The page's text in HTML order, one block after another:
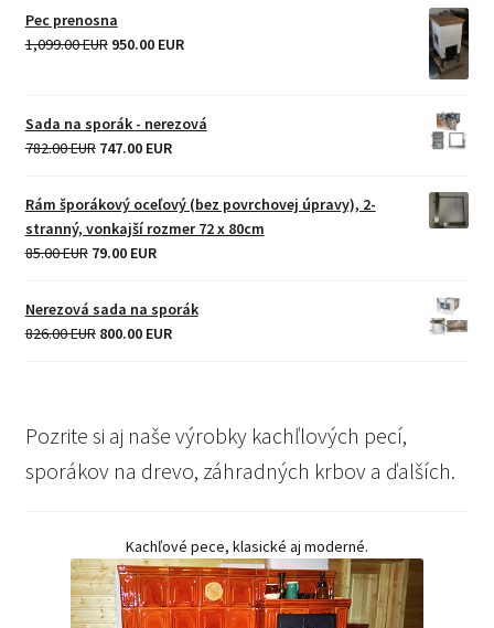
Pec prenosna
1,099.00 EUR Original
1,099.00 EUR.
950.00 EURCurrent
950.00 EUR.
Sada na sporák - nerezová
782.00 EUR Original
was:
782.00 EUR.
747.00 EURCurrent
is:
747.00 EUR.
Rám šporákový oceľový (bez povrchovej úpravy), 2-
stranný, vonkajší rozmer 72 x 80cm
85.00 EUR Original
was:
79.00 EURCurrent
79.00 EUR.
Nerezová sada na sporák
826.00 EUR Original
800.00 EURCurrent
Pozrite si aj naše výrobky kachľlových pecí,
sporákov na drevo, záhradných krbov a ďalších.
Kachľové pece, klasické aj moderné.